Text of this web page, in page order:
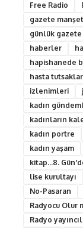
Free Radio
gazete
günlük gazete
haberler
hapishanede
hasta tutsaklar
izlenimleri
kadın
kadınların
kadın portre
kadın yaşam
kitap...8.
lise kurultayı
No-Pasaran
Radyocu Olur
Radyo